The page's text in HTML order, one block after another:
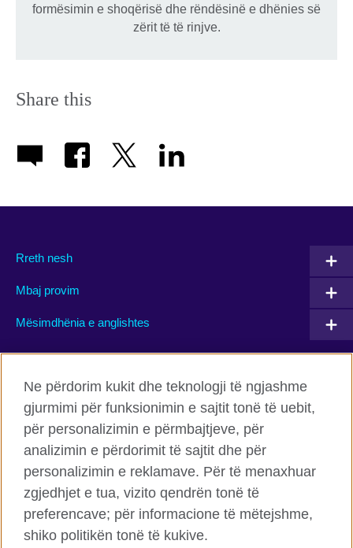
formësimin e shoqërisë dhe rëndësinë e dhënies së
zërit të të rinjve.
Share this
Rreth nesh
Mbaj provim
Mësimdhënia e anglishtes
Facebook Twitter
Flickr TikTok
Këshilli Britanik Globalisht
Privatësia dhe termet
Ne përdorim kukit dhe teknologji të ngjashme
gjurmimi për funksionimin e sajtit tonë të uebit,
për personalizimin e përmbajtjeve, për
analizimin e përdorimit të sajtit dhe për
personalizimin e reklamave. Për të menaxhuar
zgjedhjet e tua, vizito qendrën tonë të
preferencave; për informacione të mëtejshme,
shiko politikën tonë të kukive.